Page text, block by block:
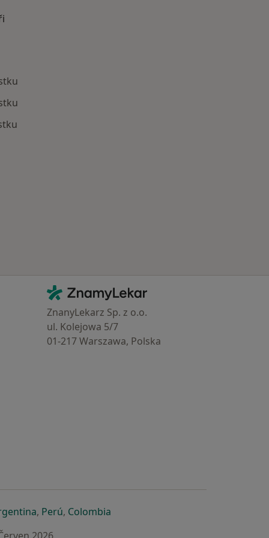
Kontakt
ZnamyLekar - Hlavní stránka
ZnanyLekarz Sp. z o.o.
ul. Kolejowa 5/7
01-217 Warszawa, Polska
záložce
nové záložce
v nové záložce
se otevře v nové záložce
, Perúse otevře v nové záložce
, Colombiase otevře v nové záložce